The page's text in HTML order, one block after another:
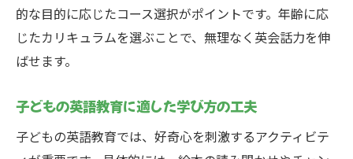
的な目的に応じたコース選択がポイントです。年齢に応
じたカリキュラムを選ぶことで、無理なく英会話力を伸
ばせます。
子どもの英語教育に適した学び方の工夫
子どもの英語教育では、好奇心を刺激するアクティビテ